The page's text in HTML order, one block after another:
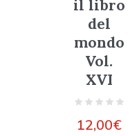
il libro
del
mondo
Vol.
XVI
12,00€